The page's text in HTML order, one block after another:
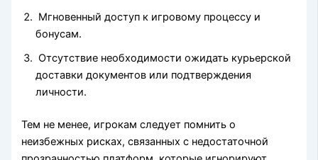
Мгновенный доступ к игровому процессу и
бонусам.
Отсутствие необходимости ожидать курьерской
доставки документов или подтверждения
личности.
Тем не менее, игрокам следует помнить о
неизбежных рисках, связанных с недостаточной